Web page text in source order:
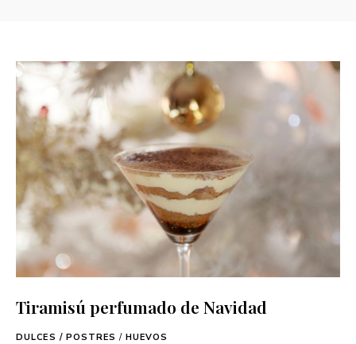
Tiramisú perfumado de Navidad
DULCES / POSTRES / HUEVOS